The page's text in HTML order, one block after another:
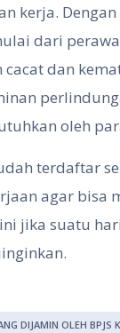
kerja.
dari
dan
oleh
terdaftar
agar bisa
jika suatu
DIJAMIN OLEH BPJS